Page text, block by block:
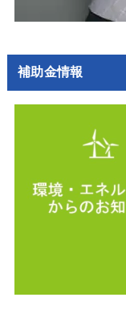
補助金情報